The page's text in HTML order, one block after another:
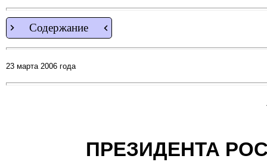
Содержание
23 марта 2006 года
ПРЕЗИДЕНТА